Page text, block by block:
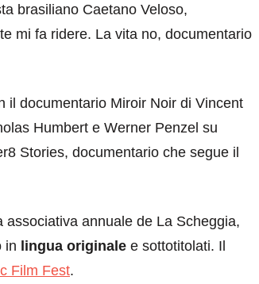
brasiliano Caetano Veloso,
mi fa ridere. La vita no, documentario
il documentario Miroir Noir di Vincent
Humbert e Werner Penzel su
Stories, documentario che segue il
associativa annuale de La Scheggia,
in lingua originale e sottotitolati. Il
Film Fest.